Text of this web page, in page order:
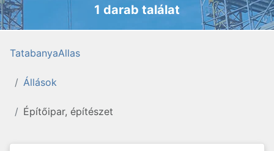
1 darab találat
TatabanyaAllas
Állások
Építőipar, építészet